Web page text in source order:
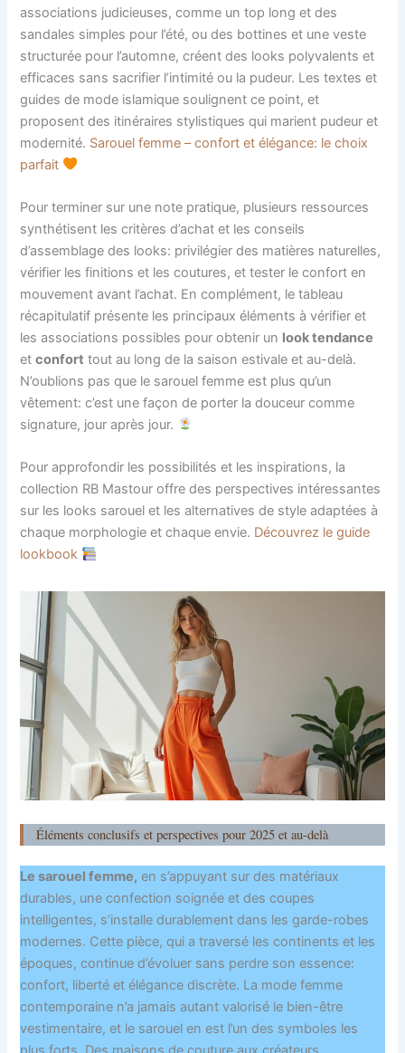
associations judicieuses, comme un top long et des
sandales simples pour l’été, ou des bottines et une veste
structurée pour l’automne, créent des looks polyvalents et
efficaces sans sacrifier l’intimité ou la pudeur. Les textes et
guides de mode islamique soulignent ce point, et
proposent des itinéraires stylistiques qui marient pudeur et
modernité. Sarouel femme – confort et élégance: le choix
parfait
Pour terminer sur une note pratique, plusieurs ressources
synthétisent les critères d’achat et les conseils
d’assemblage des looks: privilégier des matières naturelles,
vérifier les finitions et les coutures, et tester le confort en
mouvement avant l’achat. En complément, le tableau
récapitulatif présente les principaux éléments à vérifier et
les associations possibles pour obtenir un look tendance
etconfort tout au long de la saison estivale et au-delà.
N’oublions pas que le sarouel femme est plus qu’un
vêtement: c’est une façon de porter la douceur comme
signature, jour après jour.
Pour approfondir les possibilités et les inspirations, la
collection RB Mastour offre des perspectives intéressantes
sur les looks sarouel et les alternatives de style adaptées à
chaque morphologie et chaque envie. Découvrez le guide
lookbook
Éléments conclusifs et perspectives pour 2025 et au-delà
Le sarouel femme, en s’appuyant sur des matériaux
durables, une confection soignée et des coupes
intelligentes, s’installe durablement dans les garde-robes
modernes. Cette pièce, qui a traversé les continents et les
époques, continue d’évoluer sans perdre son essence:
confort, liberté et élégance discrète. La mode femme
contemporaine n’a jamais autant valorisé le bien-être
vestimentaire, et le sarouel en est l’un des symboles les